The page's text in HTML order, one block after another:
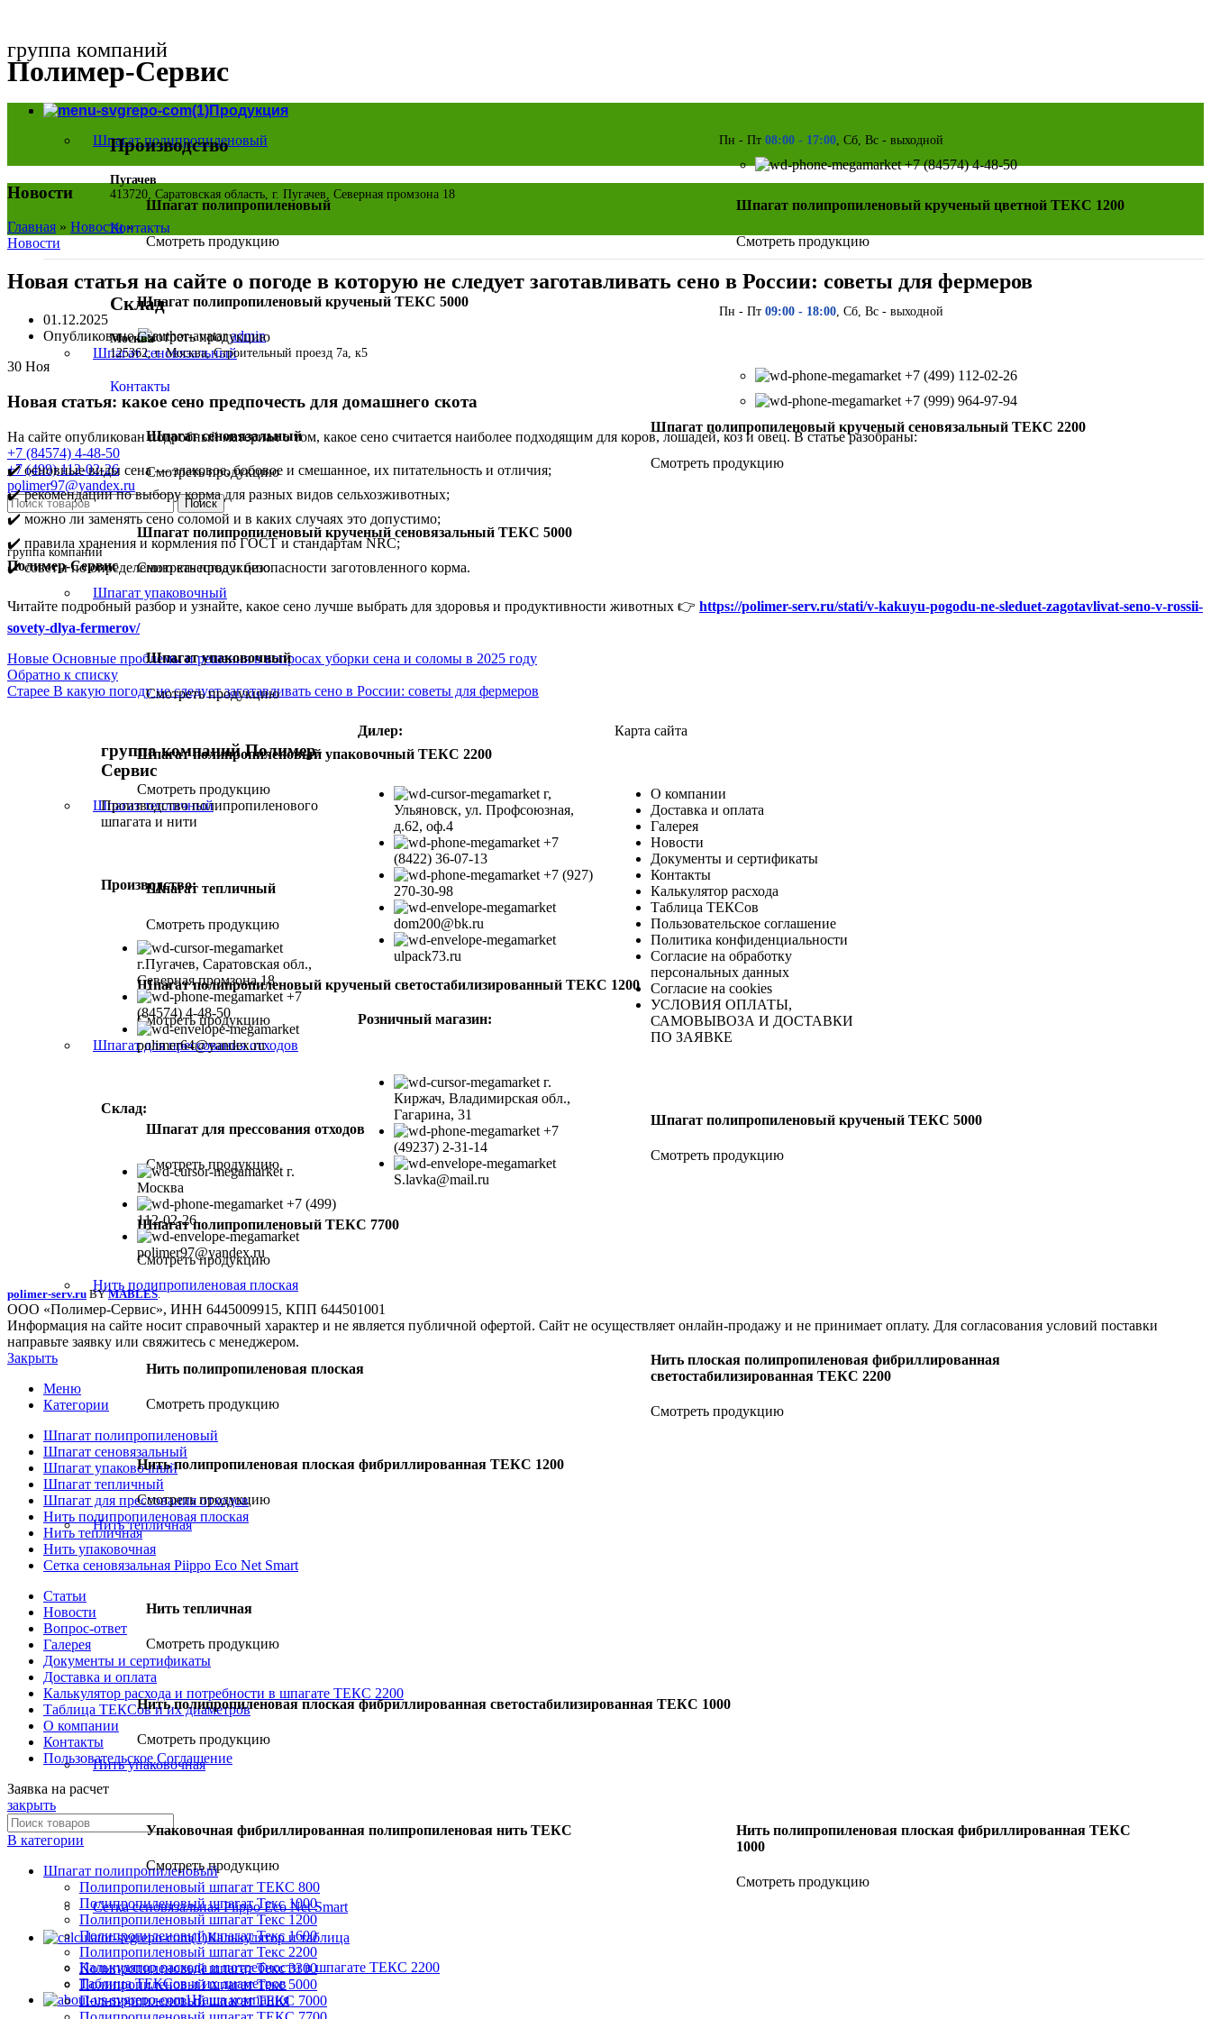
группа компаний
Полимер-Сервис
Найти магазин
Производство
Пугачев
413720, Саратовская область, г. Пугачев, Северная промзона 18
Контакты
Пн - Пт08:00 - 17:00, Сб, Вс - выходной
+7 (84574) 4-48-50
Склад
Москва
125362, г. Москва, Строительный проезд 7а, к5
Контакты
Пн - Пт09:00 - 18:00 , Сб, Вс - выходной
+7 (499) 112-02-26
+7 (999) 964-97-94
+7 (84574) 4-48-50
+7 (499) 112-02-26
polimer97@yandex.ru
Поиск
группа компаний
Полимер-Сервис
Продукция
Шпагат полипропиленовый
Шпагат полипропиленовый
Смотреть продукцию
Шпагат полипропиленовый крученый ТЕКС 5000
Смотреть продукцию
Шпагат полипропиленовый крученый цветной ТЕКС 1200
Смотреть продукцию
Шпагат сеновязальный
Шпагат сеновязальный
Смотреть продукцию
Шпагат полипропиленовый крученый сеновязальный ТЕКС 5000
Смотреть продукцию
Шпагат полипропиленовый крученый сеновязальный ТЕКС 2200
Смотреть продукцию
Шпагат упаковочный
Шпагат упаковочный
Смотреть продукцию
Шпагат полипропиленовый упаковочный ТЕКС 2200
Смотреть продукцию
Шпагат тепличный
Шпагат тепличный
Смотреть продукцию
Шпагат полипропиленовый крученый светостабилизированный ТЕКС 1200
Смотреть продукцию
Шпагат для прессования отходов
Шпагат для прессования отходов
Смотреть продукцию
Шпагат полипропиленовый ТЕКС 7700
Смотреть продукцию
Шпагат полипропиленовый крученый ТЕКС 5000
Смотреть продукцию
Нить полипропиленовая плоская
Нить полипропиленовая плоская
Смотреть продукцию
Нить полипропиленовая плоская фибриллированная ТЕКС 1200
Смотреть продукцию
Нить плоская полипропиленовая фибриллированная
светостабилизированная ТЕКС 2200
Смотреть продукцию
Нить тепличная
Нить тепличная
Смотреть продукцию
Нить полипропиленовая плоская фибриллированная светостабилизированная ТЕКС 1000
Смотреть продукцию
Нить упаковочная
Упаковочная фибриллированная полипропиленовая нить ТЕКС
Смотреть продукцию
Нить полипропиленовая плоская фибриллированная ТЕКС
1000
Смотреть продукцию
Сетка сеновязальная Piippo Eco Net Smart
Калькулятор и таблица
Калькулятор расхода и потребности в шпагате ТЕКС 2200
Таблица ТЕКСов и их диаметров
Наша компания
Новости
Главная » Новости»
Новости
Новая статья на сайте о погоде в которую не следует заготавливать сено в России: советы для фермеров
01.12.2025
Опубликовано
admin
30 Ноя
Новая статья: какое сено предпочесть для домашнего скота
На сайте опубликован подробный материал о том, какое сено считается наиболее подходящим для коров, лошадей, коз и овец. В статье разобраны:
✔️ основные виды сена — злаковое, бобовое и смешанное, их питательность и отличия;
✔️ рекомендации по выбору корма для разных видов сельхозживотных;
✔️ можно ли заменять сено соломой и в каких случаях это допустимо;
✔️ правила хранения и кормления по ГОСТ и стандартам NRC;
✔️ советы по определению качества и безопасности заготовленного корма.
Читайте подробный разбор и узнайте, какое сено лучше выбрать для здоровья и продуктивности животных 👉 https://polimer-serv.ru/stati/v-kakuyu-pogodu-ne-sleduet-zagotavlivat-seno-v-rossii-
sovety-dlya-fermerov/
Новые Основные проблемы и решения в вопросах уборки сена и соломы в 2025 году
Обратно к списку
Старее В какую погоду не следует заготавливать сено в России: советы для фермеров
группа компаний Полимер-
Сервис
Производство полипропиленового
шпагата и нити
Производство:
г.Пугачев, Саратовская обл.,
Северная промзона 18
+7
(84574) 4-48-50
polimer64@yandex.ru
Склад:
г.
Москва
+7 (499)
112-02-26
polimer97@yandex.ru
Дилер:
г,
Ульяновск, ул. Профсоюзная,
д.62, оф.4
+7
(8422) 36-07-13
+7 (927)
270-30-98
dom200@bk.ru
ulpack73.ru
Розничный магазин:
г.
Киржач, Владимирская обл.,
Гагарина, 31
+7
(49237) 2-31-14
S.lavka@mail.ru
Карта сайта
О компании
Доставка и оплата
Галерея
Новости
Документы и сертификаты
Контакты
Калькулятор расхода
Таблица ТЕКСов
Пользовательское соглашение
Политика конфиденциальности
Согласие на обработку
персональных данных
Согласие на cookies
УСЛОВИЯ ОПЛАТЫ,
САМОВЫВОЗА И ДОСТАВКИ
ПО ЗАЯВКЕ
polimer-serv.ru BYMABLES.
ООО «Полимер-Сервис», ИНН 6445009915, КПП 644501001
Информация на сайте носит справочный характер и не является публичной офертой. Сайт не осуществляет онлайн-продажу и не принимает оплату. Для согласования условий поставки
направьте заявку или свяжитесь с менеджером.
Закрыть
Меню
Категории
Шпагат полипропиленовый
Шпагат сеновязальный
Шпагат упаковочный
Шпагат тепличный
Шпагат для прессования отходов
Нить полипропиленовая плоская
Нить тепличная
Нить упаковочная
Сетка сеновязальная Piippo Eco Net Smart
Статьи
Новости
Вопрос-ответ
Галерея
Документы и сертификаты
Доставка и оплата
Калькулятор расхода и потребности в шпагате ТЕКС 2200
Таблица ТЕКСов и их диаметров
О компании
Контакты
Пользовательское Соглашение
Заявка на расчет
закрыть
В категории
Шпагат полипропиленовый
Полипропиленовый шпагат ТЕКС 800
Полипропиленовый шпагат Текс 1000
Полипропиленовый шпагат Текс 1200
Полипропиленовый шпагат Текс 1600
Полипропиленовый шпагат Текс 2200
Полипропиленовый шпагат Текс 3300
Полипропиленовый шпагат Текс 5000
Полипропиленовый шпагат ТЕКС 7000